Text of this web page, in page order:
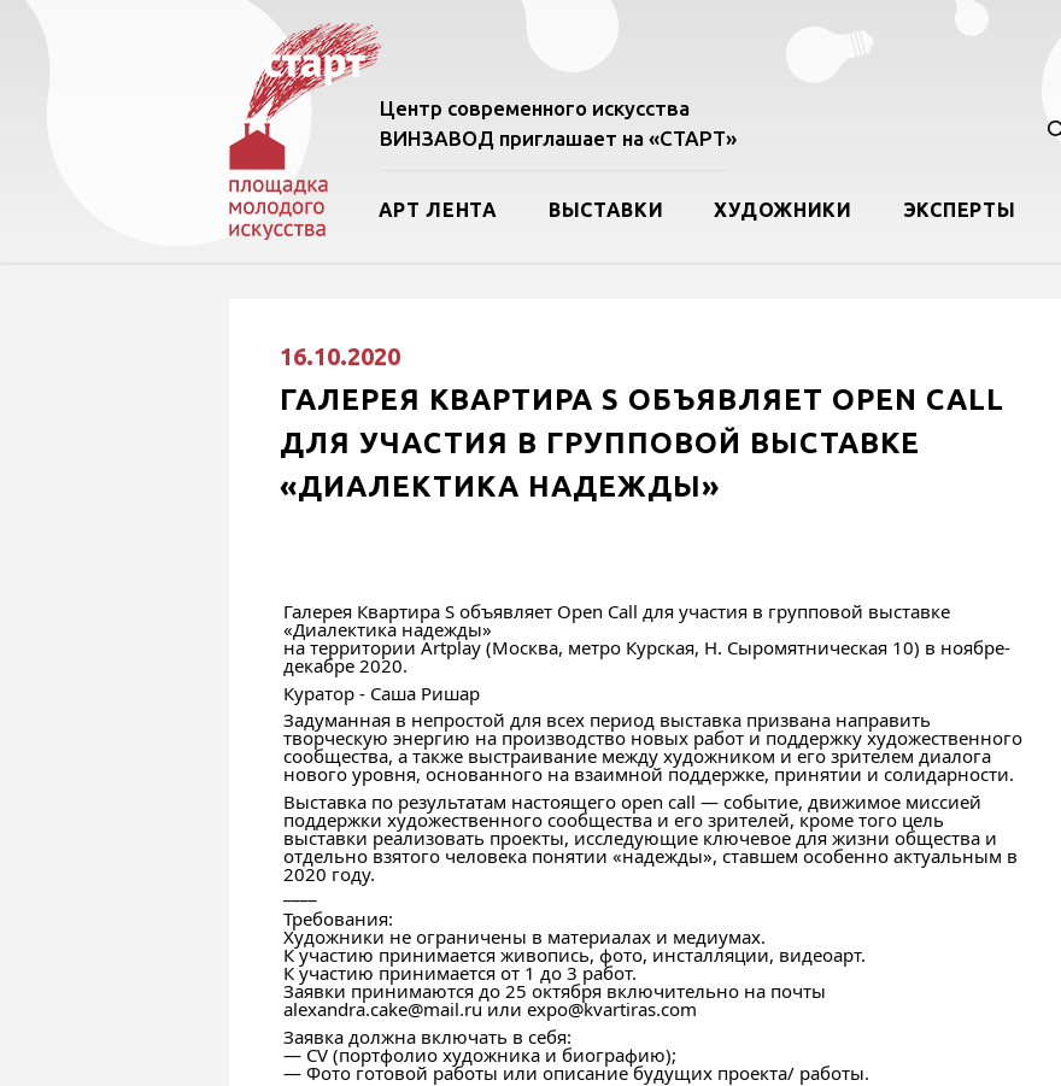
Центр современного искусства
ВИНЗАВОД приглашает на «СТАРТ»
АРТ ЛЕНТА ВЫСТАВКИ ХУДОЖНИКИ ЭКСПЕРТЫ
16.10.2020
ГАЛЕРЕЯ КВАРТИРА S ОБЪЯВЛЯЕТ OPEN CALL
ДЛЯ УЧАСТИЯ В ГРУППОВОЙ ВЫСТАВКЕ
«ДИАЛЕКТИКА НАДЕЖДЫ»
Галерея Квартира S объявляет Open Call для участия в групповой выставке
«Диалектика надежды»
на территории Artplay (Москва, метро Курская, Н. Сыромятническая 10) в ноябре-
декабре 2020.
Куратор - Саша Ришар
Задуманная в непростой для всех период выставка призвана направить
творческую энергию на производство новых работ и поддержку художественного
сообщества, а также выстраивание между художником и его зрителем диалога
нового уровня, основанного на взаимной поддержке, принятии и солидарности.
Выставка по результатам настоящего open call — событие, движимое миссией
поддержки художественного сообщества и его зрителей, кроме того цель
выставки реализовать проекты, исследующие ключевое для жизни общества и
отдельно взятого человека понятии «надежды», ставшем особенно актуальным в
2020 году.
Требования:
Художники не ограничены в материалах и медиумах.
К участию принимается живопись, фото, инсталляции, видеоарт.
К участию принимается от 1 до 3 работ.
Заявки принимаются до 25 октября включительно на почты
alexandra.cake@mail.ru или expo@kvartiras.com
Заявка должна включать в себя:
— CV (портфолио художника и биографию);
— Фото готовой работы или описание будущих проекта/ работы.